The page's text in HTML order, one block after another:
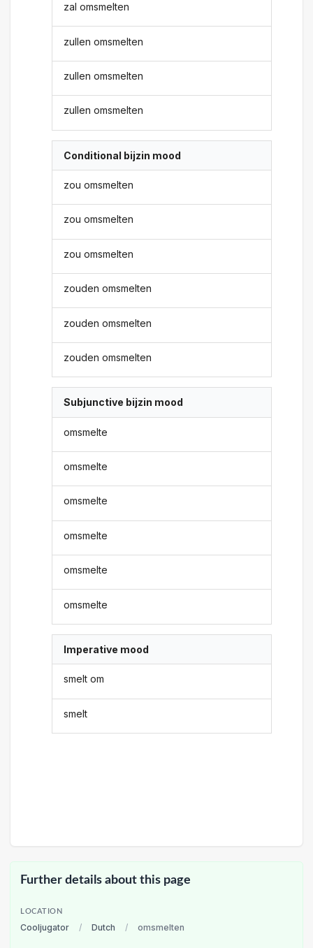
zal omsmelten
zullen omsmelten
zullen omsmelten
zullen omsmelten
Conditional bijzin mood
zou omsmelten
zou omsmelten
zou omsmelten
zouden omsmelten
zouden omsmelten
zouden omsmelten
Subjunctive bijzin mood
omsmelte
omsmelte
omsmelte
omsmelte
omsmelte
omsmelte
Imperative mood
smelt om
smelt
Further details about this page
LOCATION
Cooljugator / Dutch / omsmelten